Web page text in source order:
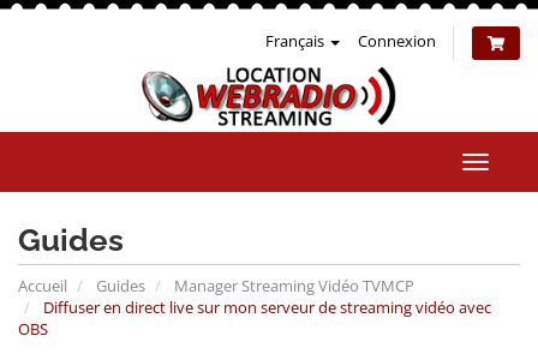
Français Connexion
la
Guides
Accueil Guides
Manager Streaming Vidéo TVMCP
Diffuser en direct live sur mon serveur de streaming vidéo avec
OBS